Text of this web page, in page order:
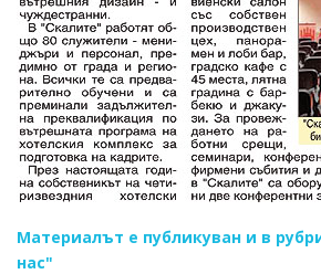
Материалът е публикуван и в
нас"